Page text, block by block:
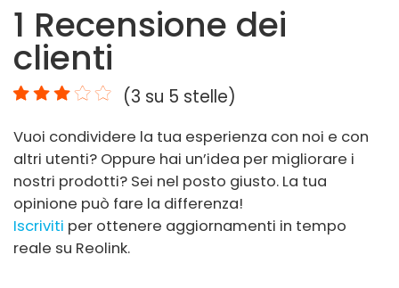
Confronto
Accessori
Video
Specifiche
Domande frequenti
1 Recensione dei
clienti
(3 su 5 stelle)
Vuoi condividere la tua esperienza con noi e con
altri utenti? Oppure hai un’idea per migliorare i
nostri prodotti? Sei nel posto giusto. La tua
opinione può fare la differenza!
Iscriviti per ottenere aggiornamenti in tempo
reale su Reolink.